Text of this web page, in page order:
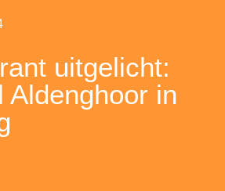
uitgelicht:
Aldenghoor in